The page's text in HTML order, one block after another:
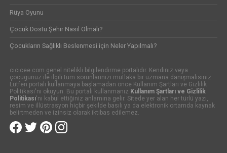
Rüya Oyunu
Çocuk Dostu Şehir Nasıl Olmalı?
Çocukların Sağlıklı Beslenmesi için Neler Yapılmalı?
cicicee.com genel nitelikli bilgilendirme portalıdır. Kendiniz veya
çocugunuz ile ilgili tüm sorunlarınızı mutlaka bir uzmana danışmalısınız.
Lütfen portalı kullanmaya başlamadan önce Kullanım Şartları ve Gizlilik
Politikası'nı okuyun. Bu portalı kullanmanız Kullanım Şartları ve Gizlilik
Politikası'nı kabul ettiğiniz anlamına gelir. Sitede yer alan her türlü yazı,
resim ve illüstrasyon hiçbir şekilde basılı ya da elektronik ortamda kaynak
belirtmeden ve izinsiz olarak iktibas edilemez.